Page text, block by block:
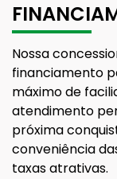
Nossa
financiamento
máximo de
atendimento
próxima
conveniência
taxas atrativas.